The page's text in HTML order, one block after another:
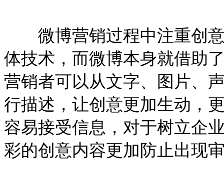
微博营销过程中注重创意
体技术，而微博本身就借助
营销者可以从文字、图片、
行描述，让创意更加生动，
容易接受信息，对于树立企
彩的创意内容更加防止出现